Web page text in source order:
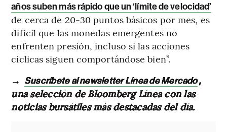
años suben más rápido que un ‘límite de velocidad’
de cerca de 20-30 puntos básicos por mes, es
difícil que las monedas emergentes no
enfrenten presión, incluso si las acciones
cíclicas siguen comportándose bien”.
→ Suscríbete al newsletter Línea de Mercado,
una selección de Bloomberg Línea con las
noticias bursátiles más destacadas del día.